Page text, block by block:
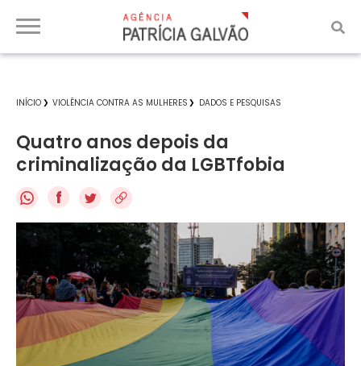
INÍCIO VIOLÊNCIA CONTRA AS MULHERES DADOS E PESQUISAS
Quatro anos depois da
criminalização da LGBTfobia
f